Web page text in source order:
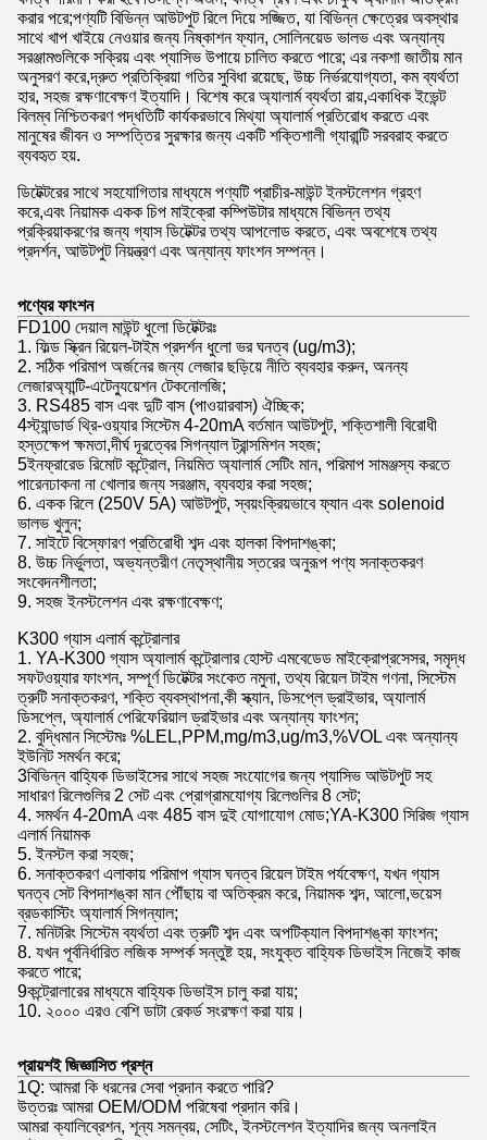
করার পরে;পণ্যটি বিভিন্ন আউটপুট রিলে দিয়ে সজ্জিত, যা বিভিন্ন ক্ষেত্রের অবস্থার
সাথে খাপ খাইয়ে নেওয়ার জন্য নিষ্কাশন ফ্যান, সোলিনয়েড ভালভ এবং অন্যান্য
সরঞ্জামগুলিকে সক্রিয় এবং প্যাসিভ উপায়ে চালিত করতে পারে; এর নকশা জাতীয় মান
অনুসরণ করে,দ্রুত প্রতিক্রিয়া গতির সুবিধা রয়েছে, উচ্চ নির্ভরযোগ্যতা, কম ব্যর্থতা
হার, সহজ রক্ষণাবেক্ষণ ইত্যাদি। বিশেষ করে অ্যালার্ম ব্যর্থতা রায়,একাধিক ইভেন্ট
বিলম্ব নিশ্চিতকরণ পদ্ধতিটি কার্যকরভাবে মিথ্যা অ্যালার্ম প্রতিরোধ করতে এবং
মানুষের জীবন ও সম্পত্তির সুরক্ষার জন্য একটি শক্তিশালী গ্যারান্টি সরবরাহ করতে
ব্যবহৃত হয়.
ডিটেক্টরের সাথে সহযোগিতার মাধ্যমে পণ্যটি প্রাচীর-মাউন্ট ইনস্টলেশন গ্রহণ
করে,এবং নিয়ামক একক চিপ মাইক্রো কম্পিউটার মাধ্যমে বিভিন্ন তথ্য
প্রক্রিয়াকরণের জন্য গ্যাস ডিটেক্টর তথ্য আপলোড করতে, এবং অবশেষে তথ্য
প্রদর্শন, আউটপুট নিয়ন্ত্রণ এবং অন্যান্য ফাংশন সম্পন্ন।
পণ্যের ফাংশন
FD100 দেয়াল মাউন্ট ধুলো ডিটেক্টরঃ
1. ফিল্ড স্ক্রিন রিয়েল-টাইম প্রদর্শন ধুলো ভর ঘনত্ব (ug/m3);
2. সঠিক পরিমাপ অর্জনের জন্য লেজার ছড়িয়ে নীতি ব্যবহার করুন, অনন্য
লেজারঅ্যান্টি-এটেন্যুয়েশন টেকনোলজি;
3. RS485 বাস এবং দুটি বাস (পাওয়ারবাস) ঐচ্ছিক;
4স্ট্যান্ডার্ড থ্রি-ওয়্যার সিস্টেম 4-20mA বর্তমান আউটপুট, শক্তিশালী বিরোধী
হস্তক্ষেপ ক্ষমতা,দীর্ঘ দূরত্বের সিগন্যাল ট্রান্সমিশন সহজ;
5ইনফ্রারেড রিমোট কন্ট্রোল, নিয়মিত অ্যালার্ম সেটিং মান, পরিমাপ সামঞ্জস্য করতে
পারেনঢাকনা না খোলার জন্য সরঞ্জাম, ব্যবহার করা সহজ;
6. একক রিলে (250V 5A) আউটপুট, স্বয়ংক্রিয়ভাবে ফ্যান এবং solenoid
ভালভ খুলুন;
7. সাইটে বিস্ফোরণ প্রতিরোধী শব্দ এবং হালকা বিপদাশঙ্কা;
8. উচ্চ নির্ভুলতা, অভ্যন্তরীণ নেতৃস্থানীয় স্তরের অনুরূপ পণ্য সনাক্তকরণ
সংবেদনশীলতা;
9. সহজ ইনস্টলেশন এবং রক্ষণাবেক্ষণ;
K300 গ্যাস এলার্ম কন্ট্রোলার
1. YA-K300 গ্যাস অ্যালার্ম কন্ট্রোলার হোস্ট এমবেডেড মাইক্রোপ্রসেসর, সমৃদ্ধ
সফটওয়্যার ফাংশন, সম্পূর্ণ ডিটেক্টর সংকেত নমুনা, তথ্য রিয়েল টাইম গণনা, সিস্টেম
ত্রুটি সনাক্তকরণ, শক্তি ব্যবস্থাপনা,কী স্ক্যান, ডিসপ্লে ড্রাইভার, অ্যালার্ম
ডিসপ্লে, অ্যালার্ম পেরিফেরিয়াল ড্রাইভার এবং অন্যান্য ফাংশন;
2. বুদ্ধিমান সিস্টেমঃ %LEL,PPM,mg/m3,ug/m3,%VOL এবং অন্যান্য
ইউনিট সমর্থন করে;
3বিভিন্ন বাহ্যিক ডিভাইসের সাথে সহজ সংযোগের জন্য প্যাসিভ আউটপুট সহ
সাধারণ রিলেগুলির 2 সেট এবং প্রোগ্রামযোগ্য রিলেগুলির 8 সেট;
4. সমর্থন 4-20mA এবং 485 বাস দুই যোগাযোগ মোড;YA-K300 সিরিজ গ্যাস
এলার্ম নিয়ামক
5. ইনস্টল করা সহজ;
6. সনাক্তকরণ এলাকায় পরিমাপ গ্যাস ঘনত্ব রিয়েল টাইম পর্যবেক্ষণ, যখন গ্যাস
ঘনত্ব সেট বিপদাশঙ্কা মান পৌঁছায় বা অতিক্রম করে, নিয়ামক শব্দ, আলো,ভয়েস
ব্রডকাস্টিং অ্যালার্ম সিগন্যাল;
7. মনিটরিং সিস্টেম ব্যর্থতা এবং ত্রুটি শব্দ এবং অপটিক্যাল বিপদাশঙ্কা ফাংশন;
8. যখন পূর্বনির্ধারিত লজিক সম্পর্ক সন্তুষ্ট হয়, সংযুক্ত বাহ্যিক ডিভাইস নিজেই কাজ
করতে পারে;
9কন্ট্রোলারের মাধ্যমে বাহ্যিক ডিভাইস চালু করা যায়;
10. ২০০০ এরও বেশি ডাটা রেকর্ড সংরক্ষণ করা যায়।
প্রায়শই জিজ্ঞাসিত প্রশ্ন
1Q: আমরা কি ধরনের সেবা প্রদান করতে পারি?
উত্তরঃ আমরা OEM/ODM পরিষেবা প্রদান করি।
আমরা ক্যালিব্রেশন, শূন্য সমন্বয়, সেটিং, ইনস্টলেশন ইত্যাদির জন্য অনলাইন